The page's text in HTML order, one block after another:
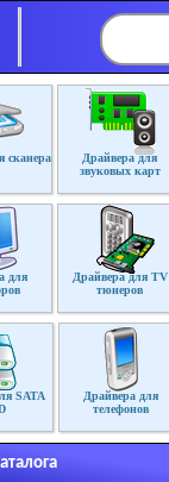
сканера
Драйвера для
звуковых карт
для
Драйвера для TV
тюнеров
SATA
Драйвера для
телефонов